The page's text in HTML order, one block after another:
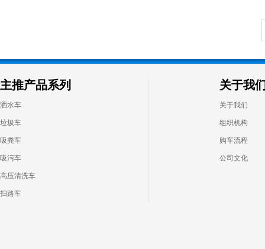
主推产品系列
洒水车
垃圾车
吸粪车
吸污车
高压清洗车
扫路车
关于我
关于我们
组织机构
购车流程
公司文化